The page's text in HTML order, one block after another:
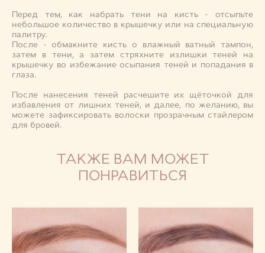
Перед тем, как набрать тени на кисть - отсыпьте
небольшое количество в крышечку или на специальную
палитру.
После - обмакните кисть о влажный ватный тампон,
затем в тени, а затем стряхните излишки теней на
крышечку во избежание осыпания теней и попадания в
глаза.
После нанесения теней расчешите их щёточкой для
избавления от лишних теней, и далее, по желанию, вы
можете зафиксировать волоски прозрачным стайлером
для бровей.
ТАКЖЕ ВАМ МОЖЕТ
ПОНРАВИТЬСЯ